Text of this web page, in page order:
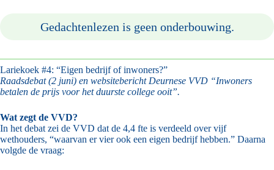
Gedachtenlezen is geen onderbouwing.
Lariekoek #4: “Eigen bedrijf of inwoners?”
Raadsdebat (2 juni) en websitebericht Deurnese VVD “Inwoners
betalen de prijs voor het duurste college ooit”.
Wat zegt de VVD?
In het debat zei de VVD dat de 4,4 fte is verdeeld over vijf
wethouders, “waarvan er vier ook een eigen bedrijf hebben.” Daarna
volgde de vraag: